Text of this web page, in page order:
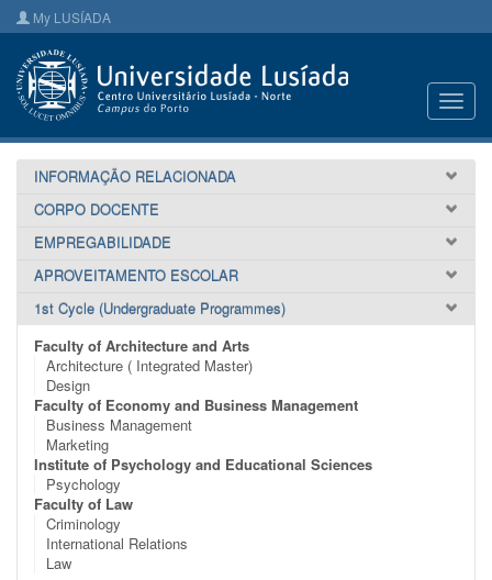
My LUSÍADA
INFORMAÇÃO RELACIONADA
CORPO DOCENTE
EMPREGABILIDADE
APROVEITAMENTO ESCOLAR
1st Cycle (Undergraduate Programmes)
Faculty of Architecture and Arts
Architecture ( Integrated Master)
Design
Faculty of Economy and Business Management
Business Management
Marketing
Institute of Psychology and Educational Sciences
Psychology
Faculty of Law
Criminology
International Relations
Law